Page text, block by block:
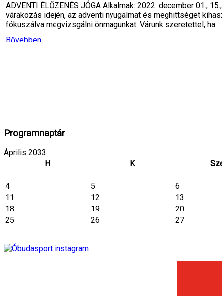
ADVENTI ÉLŐZENÉS JÓGA Alkalmak: 2022. december 01.,
várakozás idején, az adventi nyugalmat és meghittséget
fókuszálva megvizsgálni önmagunkat. Várunk szeretettel, ha
Bővebben...
Programnaptár
Április 2033
H
K
4 5
6
11
12
13
18
19
20
25
26 27